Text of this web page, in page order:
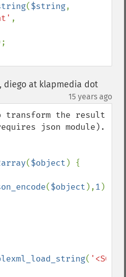
($string
diego at klapmedia dot
15 years ago
transform the result
json module).
($object ) {
($object ),1 );
( '<SOME